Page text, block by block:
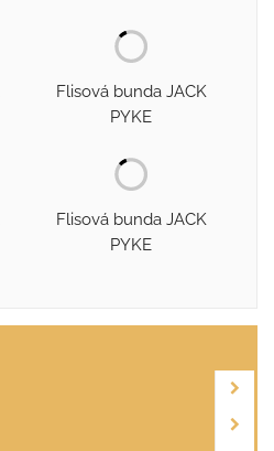
Flisová bunda JACK
PYKE
Flisová bunda JACK
PYKE